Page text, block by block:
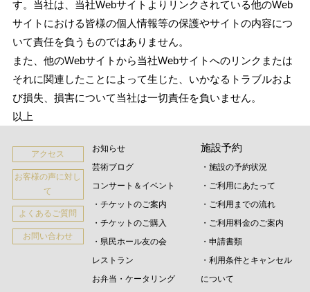
す。当社は、当社Webサイトよりリンクされている他のWeb
サイトにおける皆様の個人情報等の保護やサイトの内容につ
いて責任を負うものではありません。
また、他のWebサイトから当社Webサイトへのリンクまたは
それに関連したことによって生じた、いかなるトラブルおよ
び損失、損害について当社は一切責任を負いません。
以上
アクセス
お客様の声に対し
て
よくあるご質問
お問い合わせ
お知らせ
芸術ブログ
コンサート＆イベント
・チケットのご案内
・チケットのご購入
・県民ホール友の会
レストラン
お弁当・ケータリング
施設予約
・施設の予約状況
・ご利用にあたって
・ご利用までの流れ
・ご利用料金のご案内
・申請書類
・利用条件とキャンセル
について